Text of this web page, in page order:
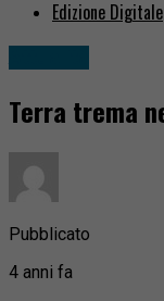
Edizione Digitale
Terra trema
Pubblicato
4 anni fa